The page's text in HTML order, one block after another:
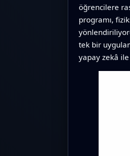
öğrencilere
programı,
tek bir
yapay zekâ